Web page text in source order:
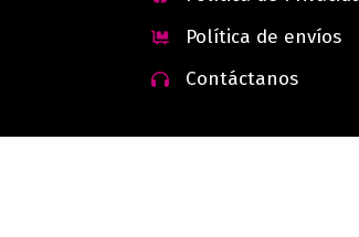
Política de envíos
Contáctanos